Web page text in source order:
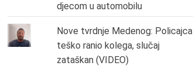
djecom u automobilu
Nove tvrdnje Medenog: Policajca
teško ranio kolega, slučaj
zataškan (VIDEO)